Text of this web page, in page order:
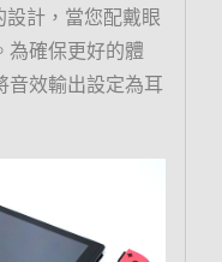
設計，當您配戴眼
為確保更好的體
音效輸出設定為耳